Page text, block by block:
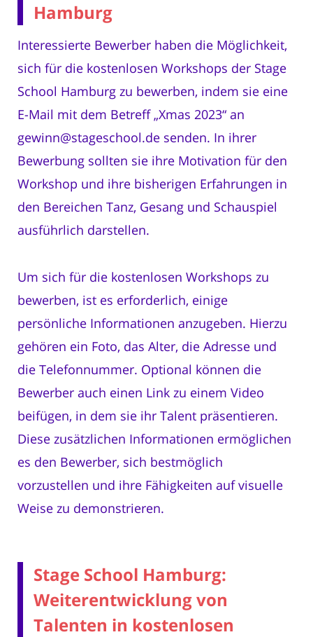
Hamburg
Interessierte Bewerber haben die Möglichkeit,
sich für die kostenlosen Workshops der Stage
School Hamburg zu bewerben, indem sie eine
E-Mail mit dem Betreff „Xmas 2023“ an
gewinn@stageschool.de senden. In ihrer
Bewerbung sollten sie ihre Motivation für den
Workshop und ihre bisherigen Erfahrungen in
den Bereichen Tanz, Gesang und Schauspiel
ausführlich darstellen.
Um sich für die kostenlosen Workshops zu
bewerben, ist es erforderlich, einige
persönliche Informationen anzugeben. Hierzu
gehören ein Foto, das Alter, die Adresse und
die Telefonnummer. Optional können die
Bewerber auch einen Link zu einem Video
beifügen, in dem sie ihr Talent präsentieren.
Diese zusätzlichen Informationen ermöglichen
es den Bewerber, sich bestmöglich
vorzustellen und ihre Fähigkeiten auf visuelle
Weise zu demonstrieren.
Stage School Hamburg:
Weiterentwicklung von
Talenten in kostenlosen